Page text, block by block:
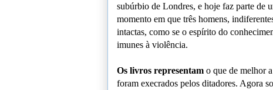
subúrbio de Londres, e hoje faz parte de
momento em que três homens,
intactas, como se o espírito do
imunes à violência.
Os livros representam o que de melhor
foram execrados pelos ditadores. Agora